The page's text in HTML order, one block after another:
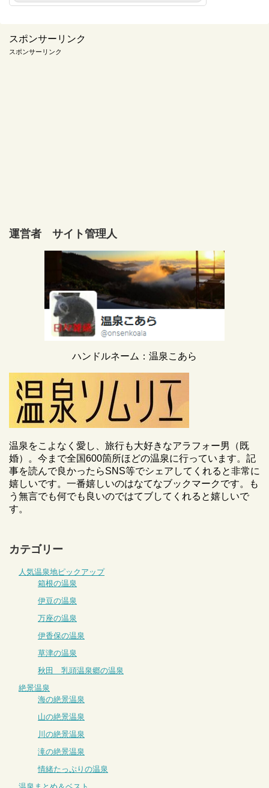
スポンサーリンク
スポンサーリンク
運営者 サイト管理人
ハンドルネーム：温泉こあら
温泉をこよなく愛し、旅行も大好きなアラフォー男（既
婚）。今まで全国600箇所ほどの温泉に行っています。記
事を読んで良かったらSNS等でシェアしてくれると非常に
嬉しいです。一番嬉しいのはなてなブックマークです。も
う無言でも何でも良いのではてブしてくれると嬉しいで
す。
カテゴリー
人気温泉地ピックアップ
箱根の温泉
伊豆の温泉
万座の温泉
伊香保の温泉
草津の温泉
秋田 乳頭温泉郷の温泉
絶景温泉
海の絶景温泉
山の絶景温泉
川の絶景温泉
滝の絶景温泉
情緒たっぷりの温泉